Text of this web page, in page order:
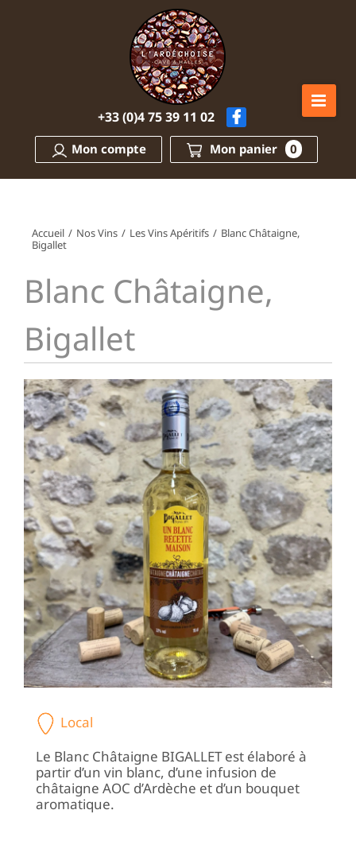
+33 (0)4 75 39 11 02
Mon compte Mon panier 0
Accueil / Nos Vins / Les Vins Apéritifs / Blanc Châtaigne,
Bigallet
Blanc Châtaigne,
Bigallet
Local
Le Blanc Châtaigne BIGALLET est élaboré à
partir d’un vin blanc, d’une infusion de
châtaigne AOC d’Ardèche et d’un bouquet
aromatique.